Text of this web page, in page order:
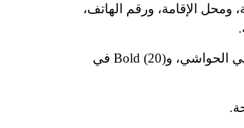
الإقامة، ورقم الهاتف،
تُقدَّم البحوث بصيغة (WORD) و(PDF)، على أن يكون نوع الخط (Simplified Arabic)، بحجم (16) في المتن، و(12) في الحواشي، و(20) Bold في